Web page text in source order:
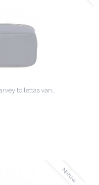
toilettas van…
Nieuw